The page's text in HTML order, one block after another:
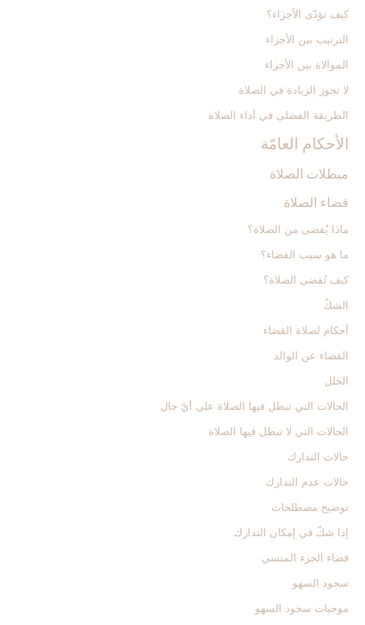
كيف تؤدّى الأجزاء؟
الترتيب بين الأجزاء
الموالاة بين الأجزاء
لا تجوز الزيادة في الصلاة
الطريقة الفضلى في أداء الصلاة
الأحكام العامّة
مبطلات الصلاة
قضاء الصلاة
ماذا يُقضى من الصلاة؟
ما هو سبب القضاء؟
كيف تُقضى الصلاة؟
الشكّ
أحكام لصلاة القضاء
القضاء عن الوالد
الخلل‏
الحالات التي تبطل فيها الصلاة على أيّ حال‏
الحالات التي لا تبطل فيها الصلاة
حالات التدارك
حالات عدم التدارك
توضيح مصطلحات
إذا شكّ في إمكان التدارك
قضاء الجزء المنسي
سجود السهو
موجبات سجود السهو